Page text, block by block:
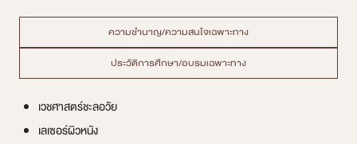
ความชำนาญ/ความสนใจเฉพาะทาง
ประวัติการศึกษา/อบรมเฉพาะทาง
เวชศาสตร์ชะลอวัย
เลเซอร์ผิวหนัง